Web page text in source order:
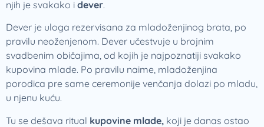
njih je svakako i dever.
Dever je uloga rezervisana za mladoženjinog brata, po
pravilu neoženjenom. Dever učestvuje u brojnim
svadbenim običajima, od kojih je najpoznatiji svakako
kupovina mlade. Po pravilu naime, mladoženjina
porodica pre same ceremonije venčanja dolazi po mladu,
u njenu kuću.
Tu se dešava ritual kupovine mlade, koji je danas ostao